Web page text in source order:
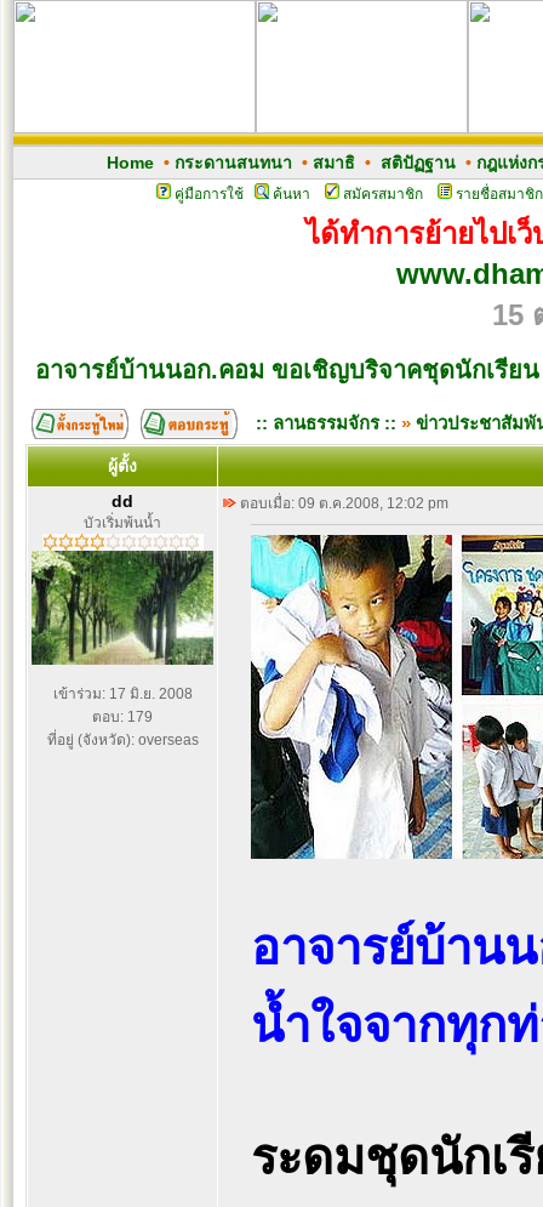
Home• กระดานสนทนา • สมาธิ• สติปัฏฐาน• กฎแห่งก
คู่มือการใช้ ค้นหา สมัครสมาชิก รายชื่อสมาชิก
ได้ทำการย้ายไปเ
15
อาจารย์บ้านนอก.คอม ขอเชิญบริจาคชุดนักเรียน
:: ลานธรรมจักร :: » ข่าวประชาสัมพั
ผู้ตั้ง
dd
บัวเริ่มพ้นน้ำ
เข้าร่วม: 17 มิ.ย. 2008
ตอบ: 179
ที่อยู่ (จังหวัด): overseas
ตอบเมื่อ: 09 ต.ค.2008, 12:02 pm
อาจารย์บ้าน
น้ำใจจากทุก
ระดมชุดนักเ